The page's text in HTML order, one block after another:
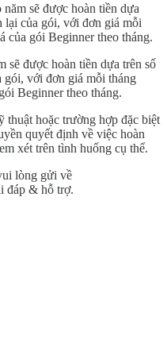
sẽ được hoàn tiền dựa
lại của gói, với đơn giá mỗi
của gói Beginner theo tháng.
sẽ được hoàn tiền dựa trên số
gói, với đơn giá mỗi tháng
Beginner theo tháng.
hoặc trường hợp đặc biệt
quyết định về việc hoàn
xét trên tình huống cụ thể.
lòng gửi về
đáp & hỗ trợ.